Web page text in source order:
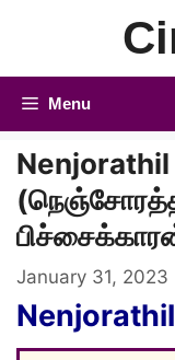
Menu
Nenjorathil
January 31, 2023